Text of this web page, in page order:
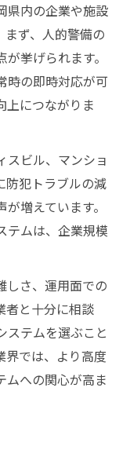
県内の企業や施設
まず、人的警備の
挙げられます。
時の即時対応が可
上につながりま
スビル、マンショ
防犯トラブルの減
増えています。
テムは、企業規模
しさ、運用面での
者と十分に相談
ステムを選ぶこと
界では、より高度
ムへの関心が高ま